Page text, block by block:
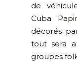
de
Cuba
décorés
tout sera
groupes